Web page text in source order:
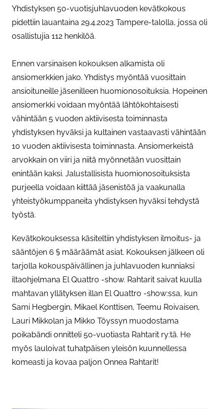
Yhdistyksen 50-vuotisjuhlavuoden kevätkokous
pidettiin lauantaina 29.4.2023 Tampere-talolla, jossa oli
osallistujia 112 henkilöä.
Ennen varsinaisen kokouksen alkamista oli
ansiomerkkien jako. Yhdistys myöntää vuosittain
ansioituneille jäsenilleen huomionosoituksia. Hopeinen
ansiomerkki voidaan myöntää lähtökohtaisesti
vähintään 5 vuoden aktiivisesta toiminnasta
yhdistyksen hyväksi ja kultainen vastaavasti vähintään
10 vuoden aktiivisesta toiminnasta. Ansiomerkeistä
arvokkain on viiri ja niitä myönnetään vuosittain
enintään kaksi. Jalustallisista huomionosoituksista
purjeella voidaan kiittää jäsenistöä ja vaakunalla
yhteistyökumppaneita yhdistyksen hyväksi tehdystä
työstä.
Kevätkokouksessa käsiteltiin yhdistyksen ilmoitus- ja
sääntöjen 6 § määräämät asiat. Kokouksen jälkeen oli
tarjolla kokouspäivällinen ja juhlavuoden kunniaksi
iltaohjelmana El Quattro -show. Rahtarit saivat kuulla
mahtavan yllätyksen illan El Quattro -show:ssa, kun
Sami Hegbergin, Mikael Konttisen, Teemu Roivaisen,
Lauri Mikkolan ja Mikko Töyssyn muodostama
poikabändi onnitteli 50-vuotiasta Rahtarit ry:tä. He
myös lauloivat tuhatpäisen yleisön kuunnellessa
komeasti ja kovaa paljon Onnea Rahtarit!